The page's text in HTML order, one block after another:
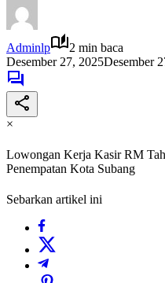
Adminlp
2 min baca
Desember 27, 2025Desember
×
Lowongan Kerja Kasir RM
Penempatan Kota Subang
Sebarkan artikel ini